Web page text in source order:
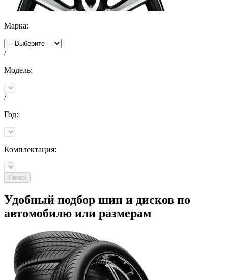
Марка:
/
Модель:
/
Год:
Комплектация:
Поиск
Удобный подбор шин и дисков по
автомобилю или размерам